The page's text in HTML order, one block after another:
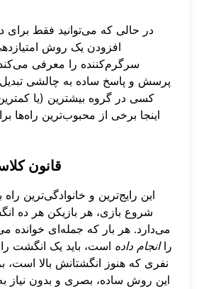
در حالی که می‌توانید فقط برای
افزودن یک روش
سرگرم‌کننده را معرفی
پرسش و پاسخ ساده به چالشی تبدیل
کسی در گروه بیشترین (یا
اینجا برخی از محبوب‌ترین راه‌ها
قانون کلاسیک ۱۰
این رایج‌ترین و خانوادگی‌ترین
شروع بازی، هر بازیکن هر ده
می‌دارد. هر بار که جمله‌ای خوانده
راانجام داده است، باید یک انگشت را
نفری که هنوز انگشتانش بالا است،
این روش ساده، بصری و بدون نیاز